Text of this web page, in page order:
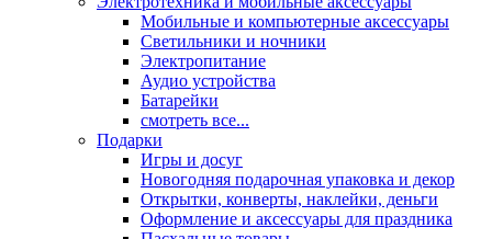
Мобильные и компьютерные аксессуары
Светильники и ночники
Электропитание
Аудио устройства
Батарейки
смотреть все...
Подарки
Игры и досуг
Новогодняя подарочная упаковка и декор
Открытки, конверты, наклейки, деньги
Оформление и аксессуары для праздника